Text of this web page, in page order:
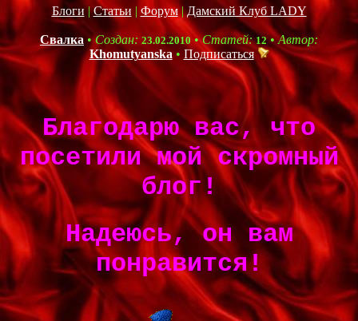
Блоги|Статьи | Форум|Дамский Клуб LADY
Свалка •Создан: 23.02.2010 •Статей: 12•Автор:
Khomutyanska• Подписаться
Благодарю вас, что
посетили мой скромный
блог!
Надеюсь, он вам
понравится!